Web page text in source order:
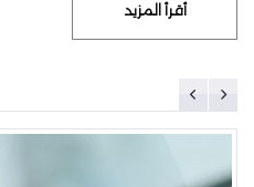
أقرأ المزيد